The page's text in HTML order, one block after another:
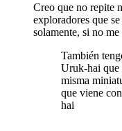
Creo que no repite
exploradores que
solamente, si no
También
Uruk-hai que
misma
que viene
hai